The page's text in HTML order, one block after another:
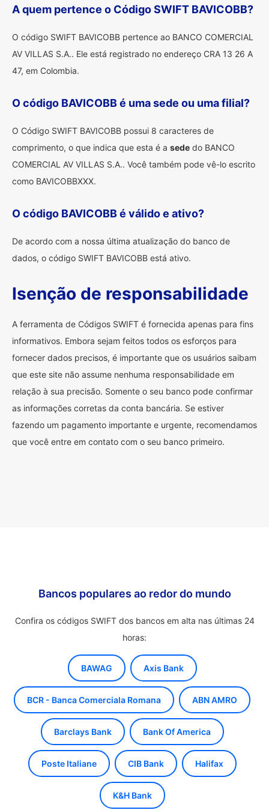
A quem pertence o Código SWIFT BAVICOBB?
O código SWIFT BAVICOBB pertence ao BANCO COMERCIAL
AV VILLAS S.A.. Ele está registrado no endereço CRA 13 26 A
47, em Colombia.
O código BAVICOBB é uma sede ou uma filial?
O Código SWIFT BAVICOBB possui 8 caracteres de
comprimento, o que indica que esta é a sede do BANCO
COMERCIAL AV VILLAS S.A.. Você também pode vê-lo escrito
como BAVICOBBXXX.
O código BAVICOBB é válido e ativo?
De acordo com a nossa última atualização do banco de
dados, o código SWIFT BAVICOBB está ativo.
Isenção de responsabilidade
A ferramenta de Códigos SWIFT é fornecida apenas para fins
informativos. Embora sejam feitos todos os esforços para
fornecer dados precisos, é importante que os usuários saibam
que este site não assume nenhuma responsabilidade em
relação à sua precisão. Somente o seu banco pode confirmar
as informações corretas da conta bancária. Se estiver
fazendo um pagamento importante e urgente, recomendamos
que você entre em contato com o seu banco primeiro.
Bancos populares ao redor do mundo
Confira os códigos SWIFT dos bancos em alta nas últimas 24
horas:
BAWAG Axis Bank
BCR - Banca Comerciala Romana ABN AMRO
Barclays Bank Bank Of America
Poste Italiane CIB Bank Halifax
K&H Bank